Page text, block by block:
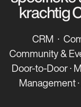
krachtig
CRM ·
Community &
Door-to-Door ·
Management